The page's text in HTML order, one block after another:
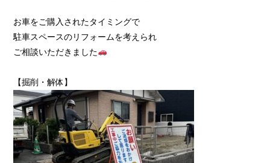
お車をご購入されたタイミングで
駐車スペースのリフォームを考えられ
ご相談いただきました
【掘削・解体】